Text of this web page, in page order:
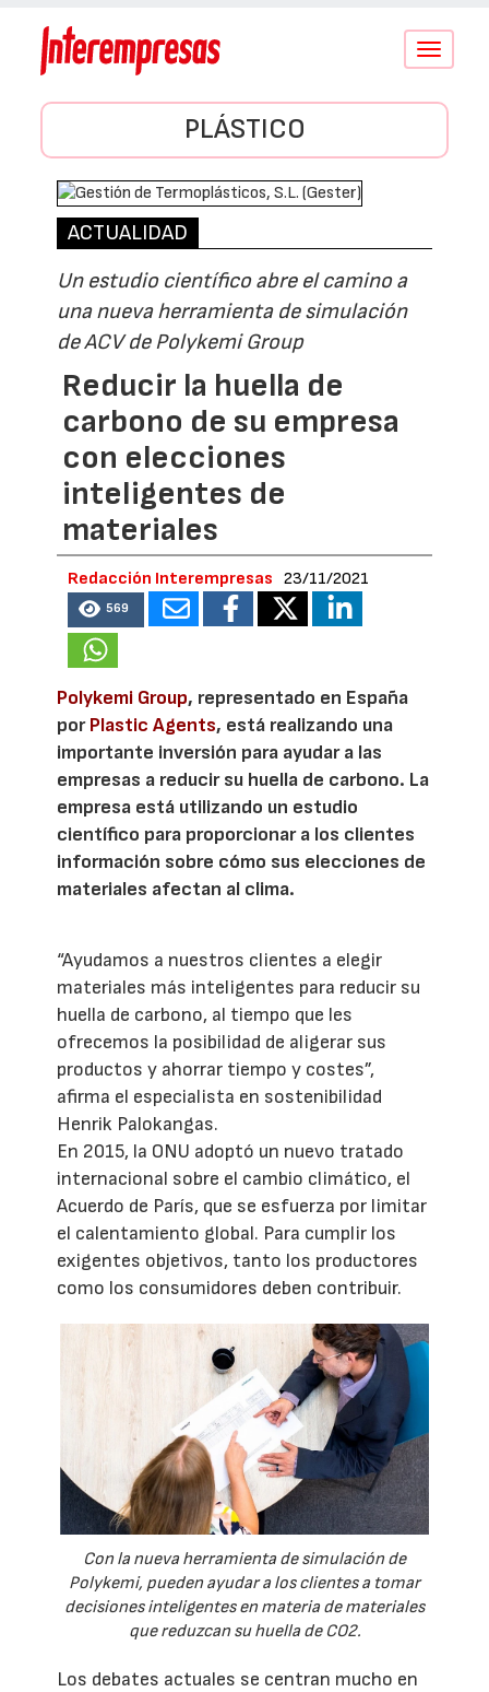
Conmutar
PLÁSTICO
ACTUALIDAD
Un estudio científico abre el camino a
una nueva herramienta de simulación
de ACV de Polykemi Group
Reducir la huella de
carbono de su empresa
con elecciones
inteligentes de
materiales
Redacción Interempresas 23/11/2021
569
Polykemi Group, representado en España
porPlastic Agents, está realizando una
importante inversión para ayudar a las
empresas a reducir su huella de carbono. La
empresa está utilizando un estudio
científico para proporcionar a los clientes
información sobre cómo sus elecciones de
materiales afectan al clima.
“Ayudamos a nuestros clientes a elegir
materiales más inteligentes para reducir su
huella de carbono, al tiempo que les
ofrecemos la posibilidad de aligerar sus
productos y ahorrar tiempo y costes”,
afirma el especialista en sostenibilidad
Henrik Palokangas.
En 2015, la ONU adoptó un nuevo tratado
internacional sobre el cambio climático, el
Acuerdo de París, que se esfuerza por limitar
el calentamiento global. Para cumplir los
exigentes objetivos, tanto los productores
como los consumidores deben contribuir.
Con la nueva herramienta de simulación de
Polykemi, pueden ayudar a los clientes a tomar
decisiones inteligentes en materia de materiales
que reduzcan su huella de CO2.
Los debates actuales se centran mucho en